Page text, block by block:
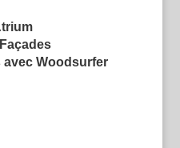
Woodsurfer